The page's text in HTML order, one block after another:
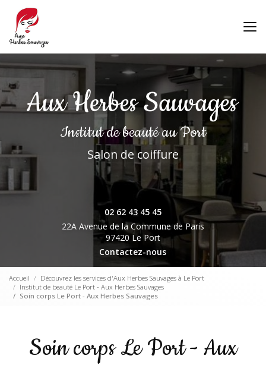
contenu
principal
Institut de beautéau Port
Salon de coiffure
02 62 43 45 45
22A Avenue de la Commune de Paris
97420 Le Port
Contactez-nous
Accueil
Découvrez les services d'Aux Herbes Sauvages à Le Port
Institut de beauté Le Port - Aux Herbes Sauvages
Soin corps Le Port - Aux Herbes Sauvages
Soin corps Le Port - Aux